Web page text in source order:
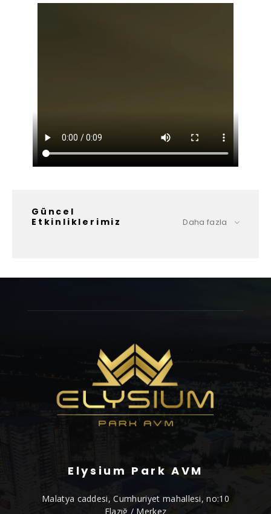
Güncel
Etkinliklerimiz
Daha fazla
Elysium Park AVM
Malatya caddesi, Cumhuriyet mahallesi, no:10
Elazığ / Merkez